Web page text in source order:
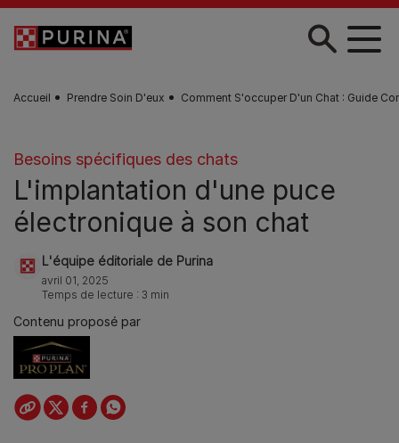
Skip to main content
Accueil Prendre Soin D'eux Comment S'occuper D'un Chat : Guide
Besoins spécifiques des chats
L'implantation d'une puce
électronique à son chat
L'équipe éditoriale de Purina
avril 01, 2025
Temps de lecture : 3 min
Contenu proposé par